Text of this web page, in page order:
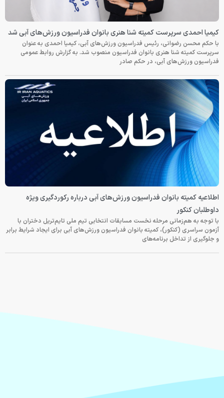
کیمیا احمدی سرپرست کمیته شنا هنری بانوان فدراسیون ورزش‌های آبی شد
با حکم محسن رضوانی، رئیس فدراسیون ورزش‌های آبی، کیمیا احمدی به عنوان
سرپرست کمیته شنا هنری بانوان فدراسیون منصوب شد. به گزارش روابط عمومی
فدراسیون ورزش‌های آبی، در حکم صادر
اطلاعیه کمیته بانوان فدراسیون ورزش‌های آبی درباره رکوردگیری ویژه
داوطلبان کنکور
با توجه به هم‌زمانی مرحله نخست مسابقات انتخابی تیم ملی تایم‌تریل دختران با
آزمون سراسری (کنکور)، کمیته بانوان فدراسیون ورزش‌های آبی برای ایجاد شرایط برابر
و جلوگیری از تداخل برنامه‌های